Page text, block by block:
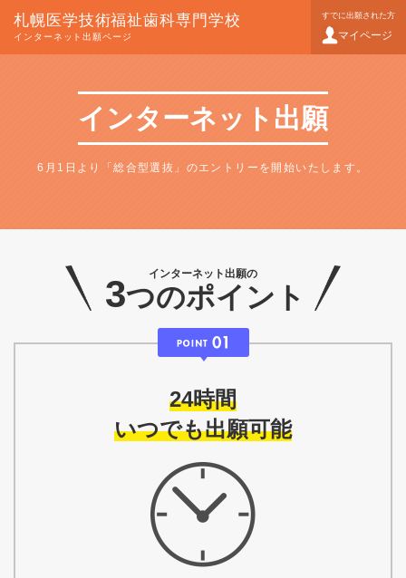
札幌医学技術福祉歯科専門学校
インターネット出願ページ
すでに出願された方
マイページ
インターネット出願
6月1日より「総合型選抜」のエントリーを開始いたします。
インターネット出願の
3つのポイント
24時間
いつでも出願可能